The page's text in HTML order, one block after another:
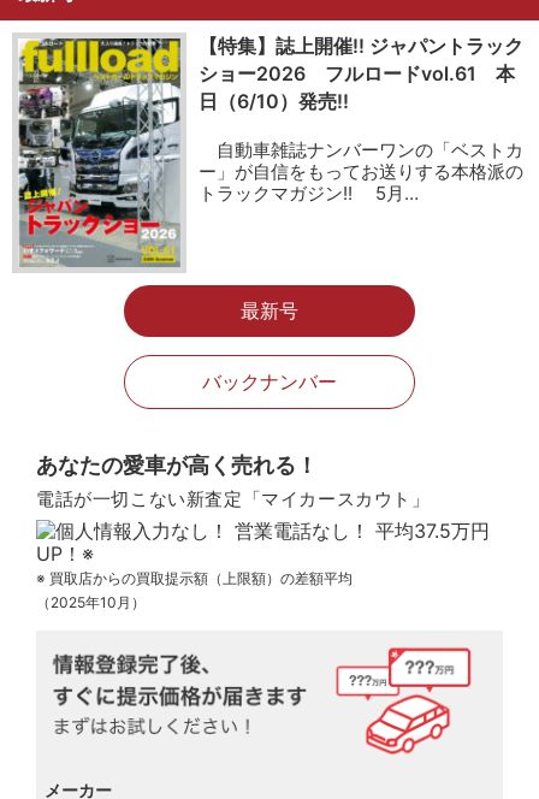
【特集】誌上開催!! ジャパントラック
ショー2026 フルロードvol.61 本
日（6/10）発売!!
自動車雑誌ナンバーワンの「ベストカ
ー」が自信をもってお送りする本格派の
トラックマガジン!! 5月…
最新号
バックナンバー
あなたの愛車が高く売れる！
電話が一切こない新査定「マイカースカウト」
※ 買取店からの買取提示額（上限額）の差額平均
（2025年10月）
メーカー